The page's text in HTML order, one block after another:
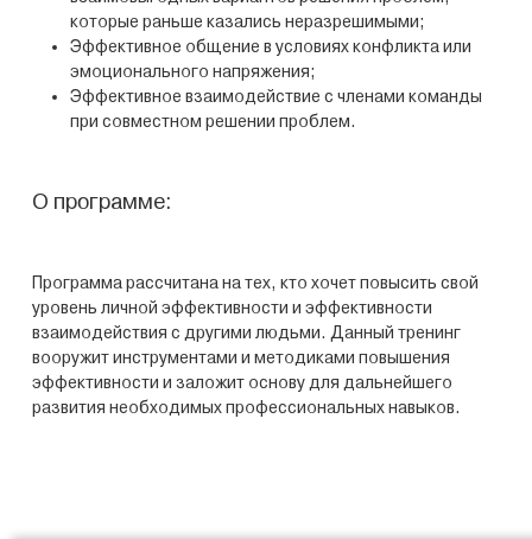
которые раньше казались неразрешимыми;
Эффективное общение в условиях конфликта или
эмоционального напряжения;
Эффективное взаимодействие с членами команды
при совместном решении проблем.
О программе:
Программа рассчитана на тех, кто хочет повысить свой
уровень личной эффективности и эффективности
взаимодействия с другими людьми. Данный тренинг
вооружит инструментами и методиками повышения
эффективности и заложит основу для дальнейшего
развития необходимых профессиональных навыков.